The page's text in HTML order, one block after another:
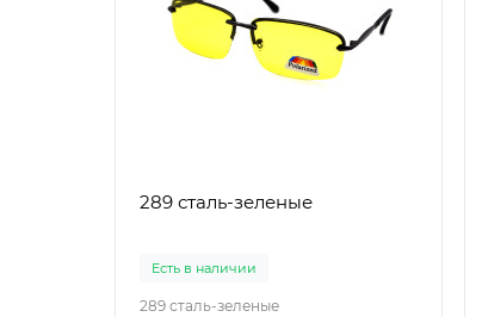
289 сталь-зеленые
Есть в наличии
289 сталь-зеленые